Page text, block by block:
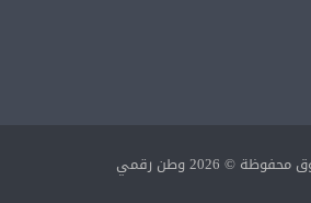
© 2026 وطن رقمي